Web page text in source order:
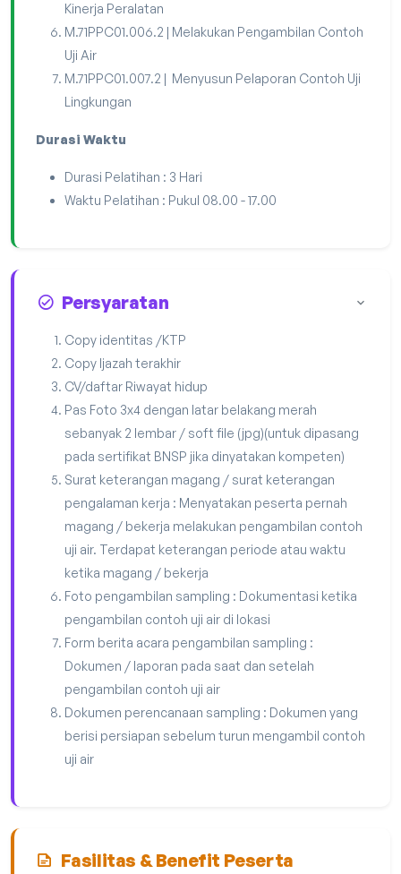
Kinerja Peralatan
M.71PPC01.006.2 | Melakukan Pengambilan Contoh
Uji Air
M.71PPC01.007.2 | Menyusun Pelaporan Contoh Uji
Lingkungan
Durasi Waktu
Durasi Pelatihan : 3 Hari
Waktu Pelatihan : Pukul 08.00 - 17.00
Persyaratan
Copy identitas /KTP
Copy Ijazah terakhir
CV/daftar Riwayat hidup
Pas Foto 3x4 dengan latar belakang merah
sebanyak 2 lembar / soft file (jpg)(untuk dipasang
pada sertifikat BNSP jika dinyatakan kompeten)
Surat keterangan magang / surat keterangan
pengalaman kerja : Menyatakan peserta pernah
magang / bekerja melakukan pengambilan contoh
uji air. Terdapat keterangan periode atau waktu
ketika magang / bekerja
Foto pengambilan sampling : Dokumentasi ketika
pengambilan contoh uji air di lokasi
Form berita acara pengambilan sampling :
Dokumen / laporan pada saat dan setelah
pengambilan contoh uji air
Dokumen perencanaan sampling : Dokumen yang
berisi persiapan sebelum turun mengambil contoh
uji air
Fasilitas & Benefit Peserta